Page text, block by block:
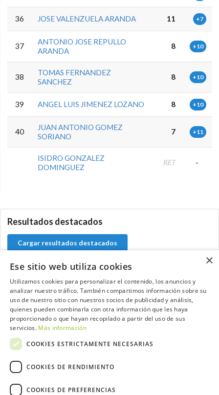
36 JOSE VALENZUELA ARANDA 11 +7
37
ANTONIO JOSE REPULLO
ARANDA
8 +10
38
TOMAS FERNANDEZ
SANCHEZ
8 +10
39 ANGEL LUIS JIMENEZ LOZANO 8 +10
40
JUAN ANTONIO GOMEZ
SORIANO
7 +11
ISIDRO GONZALEZ
DOMINGUEZ
RET -
Resultados destacados
Cargar resultados destacados
Contacta con el equipo de NextCaddy
Opina Contacta
×
Ese sitio web utiliza cookies
Utilizamos cookies para personalizar el contenido, los anuncios y
analizar nuestro tráfico. También compartimos información sobre su
uso de nuestro sitio con nuestros socios de publicidad y análisis,
quienes pueden combinarla con otra información que les haya
proporcionado o que hayan recopilado a partir del uso de sus
servicios. Más información
COOKIES ESTRICTAMENTE NECESARIAS
COOKIES DE RENDIMIENTO
COOKIES DE PREFERENCIAS